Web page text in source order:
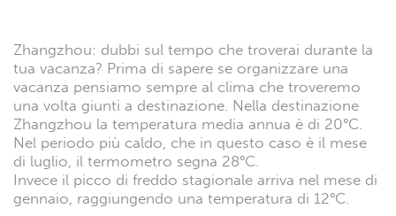
Zhangzhou: dubbi sul tempo che troverai durante la
tua vacanza? Prima di sapere se organizzare una
vacanza pensiamo sempre al clima che troveremo
una volta giunti a destinazione. Nella destinazione
Zhangzhou la temperatura media annua è di 20°C.
Nel periodo più caldo, che in questo caso è il mese
di luglio, il termometro segna 28°C.
Invece il picco di freddo stagionale arriva nel mese di
gennaio, raggiungendo una temperatura di 12°C.